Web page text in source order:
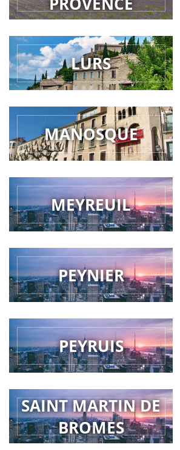
LURS
MANOSQUE
MEYREUIL
PEYNIER
PEYRUIS
SAINT MARTIN DE
BROMES